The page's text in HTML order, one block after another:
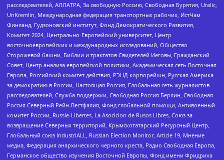
расследователей, АЛЛАТРА, За свободную Россию, Свободная Бурятия, Uralic,
UnKremlin, Международная федерация транспортных рабочих, ИстЧам
Финланд, Гудзоновский институт, Фонд Демократического Развития,
Комитет-2024, Центрально-Европейский университет, Центр
восточноевропейских и международных исследований, Общество
Сторожевой башни, Библии и трактатов Свидетелей Иеговы, Гражданский
Совет, Центр анализа европейской политики, Академическая сеть Восточная
Европа, Российский комитет действия, РЭНД корпорейшн, Русская Америка
за демократию в России, Настоящая Россия, Глобальная сеть журналистов-
расследователей, Служба поддержки, Свободная Россия Берлин, Свободная
Россия Северный Рейн-Вестфалия, Фонд глобальной помощи, Антивоенный
комитет России, Russie-Libertes, La Asocicion de Rusos Libres, Союз за
возвращение Северных территорий, Крымскотатарский Ресурсный Центр,
Глобальный союз IndustriALL, Russian Election Monitor, Article 19, Мнение
медиа, Федерация анархического черного креста, Радио Свободная Европа,
Германское общество изучения Восточной Европы, Фонд имени Фридриха